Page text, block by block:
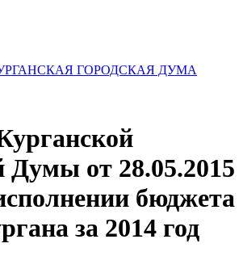
ГОРОДСКАЯ ДУМА
Думы от 28.05.2015
бюджета
за 2014 год